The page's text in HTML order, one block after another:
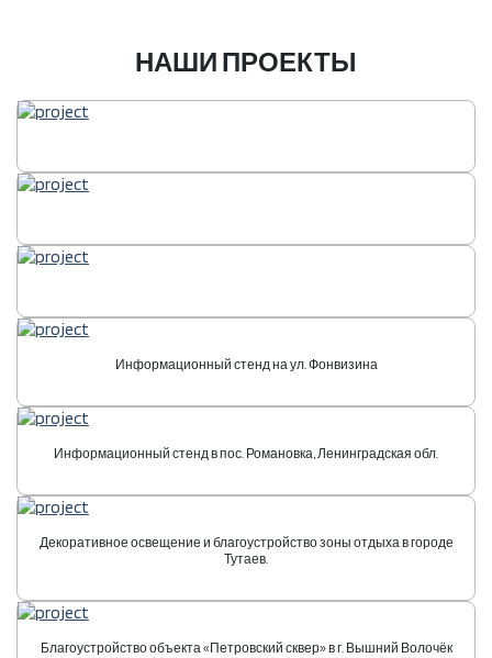
НАШИ ПРОЕКТЫ
Информационный стенд на ул. Фонвизина
Информационный стенд в пос. Романовка, Ленинградская обл.
Декоративное освещение и благоустройство зоны отдыха в городе
Тутаев.
Благоустройство объекта «Петровский сквер» в г. Вышний Волочёк